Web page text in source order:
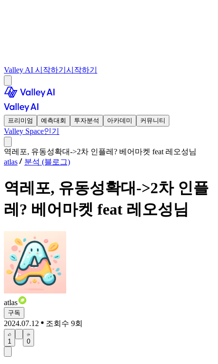
Valley AI 시작하기 시작하기
프리미엄 예측대회 투자분석 아카데미 커뮤니티
Valley Space인기
역레포, 유동성확대->2차 인플레? 베어마켓 feat 레오성님
atlas
분석 (블로그)
역레포, 유동성확대->2차 인플
레? 베어마켓 feat 레오성님
atlas
구독
2024.07.12 조회수 9회
1 0